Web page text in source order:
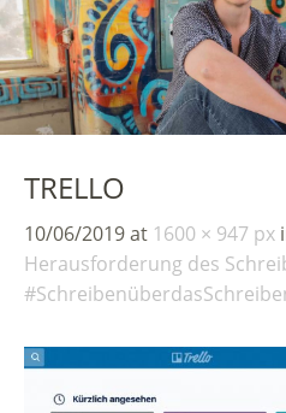
TRELLO
10/06/2019at 1600 × 947 px
Herausforderung des